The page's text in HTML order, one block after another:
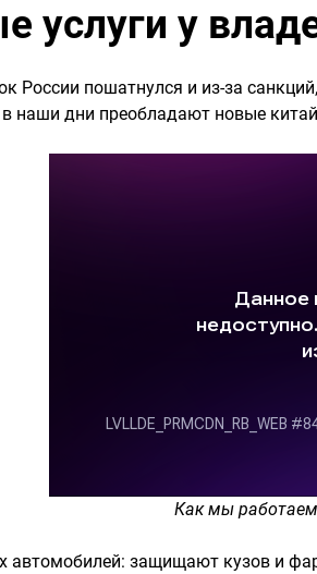
услуги у
России пошатнулся и из-за
наши дни преобладают новые
Как мы
защищают кузов и